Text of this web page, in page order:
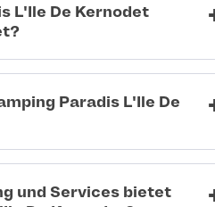
L'Ile De Kernodet
Paradis L'Ile De
und Services bietet